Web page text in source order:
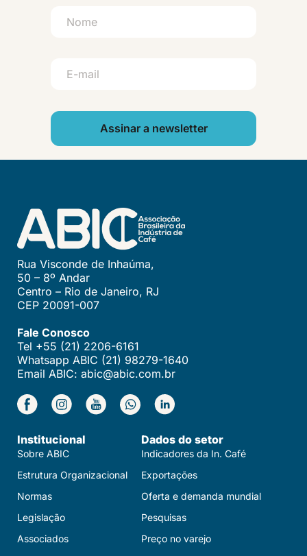
Assinar a newsletter
Rua Visconde de Inhaúma,
50 – 8º Andar
Centro – Rio de Janeiro, RJ
CEP 20091-007
Fale Conosco
Tel +55 (21) 2206-6161
Whatsapp ABIC (21) 98279-1640
Email ABIC: abic@abic.com.br
Institucional
Sobre ABIC
Estrutura Organizacional
Normas
Legislação
Associados
Dados do setor
Indicadores da In. Café
Exportações
Oferta e demanda mundial
Pesquisas
Preço no varejo